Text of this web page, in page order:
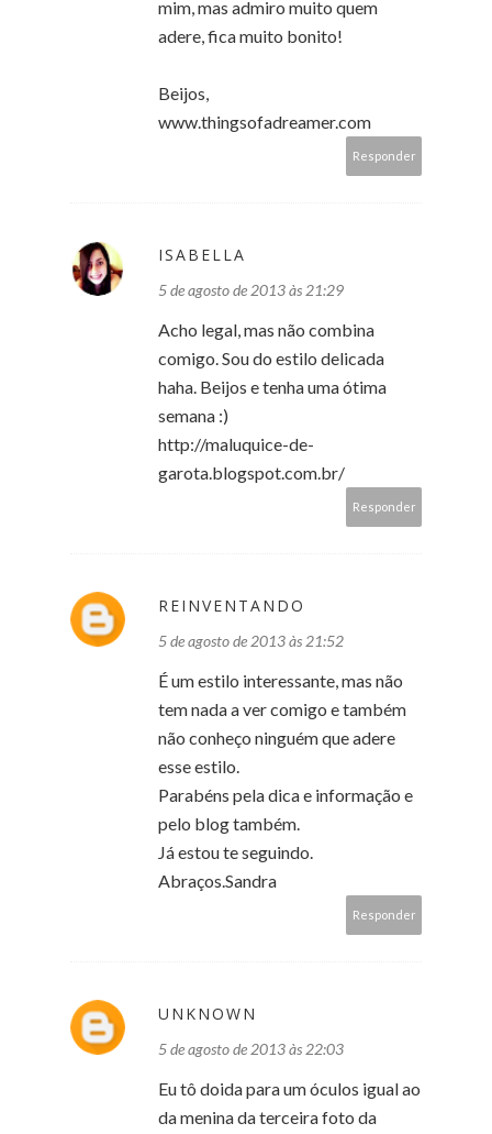
mim, mas admiro muito quem
adere, fica muito bonito!
Beijos,
www.thingsofadreamer.com
Responder
ISABELLA
5 de agosto de 2013 às 21:29
Acho legal, mas não combina
comigo. Sou do estilo delicada
haha. Beijos e tenha uma ótima
semana :)
http://maluquice-de-
garota.blogspot.com.br/
Responder
REINVENTANDO
5 de agosto de 2013 às 21:52
É um estilo interessante, mas não
tem nada a ver comigo e também
não conheço ninguém que adere
esse estilo.
Parabéns pela dica e informação e
pelo blog também.
Já estou te seguindo.
Abraços.Sandra
Responder
UNKNOWN
5 de agosto de 2013 às 22:03
Eu tô doida para um óculos igual ao
da menina da terceira foto da